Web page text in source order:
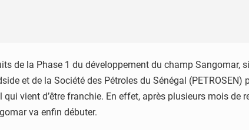
de la Phase 1 du développement du champ Sangomar,
et de la Société des Pétroles du Sénégal
qui vient d’être franchie. En effet, après plusieurs mois
va enfin débuter.